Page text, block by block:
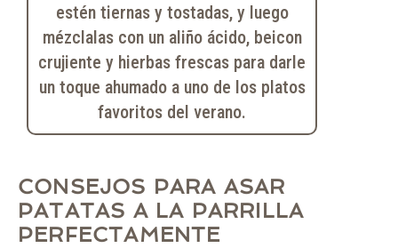
estén tiernas y tostadas, y luego
mézclalas con un aliño ácido, beicon
crujiente y hierbas frescas para darle
un toque ahumado a uno de los platos
favoritos del verano.
CONSEJOS PARA ASAR
PATATAS A LA PARRILLA
PERFECTAMENTE